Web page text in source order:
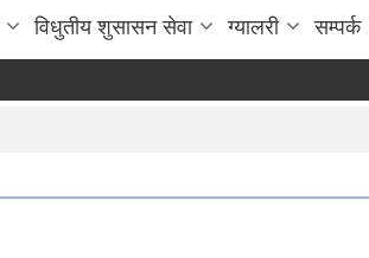
विधुतीय शुसासन सेवा ग्यालरी सम्पर्क